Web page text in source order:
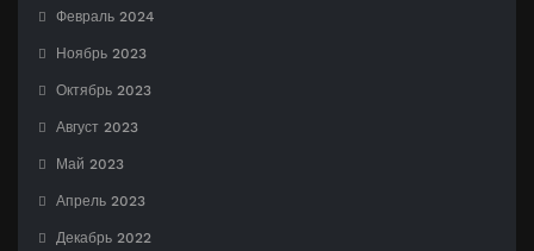
Февраль 2024
Ноябрь 2023
Октябрь 2023
Август 2023
Май 2023
Апрель 2023
Декабрь 2022